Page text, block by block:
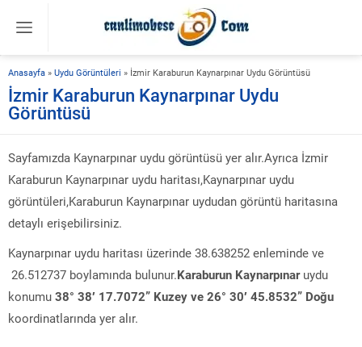
Anasayfa » Uydu Görüntüleri » İzmir Karaburun Kaynarpınar Uydu Görüntüsü
İzmir Karaburun Kaynarpınar Uydu
Görüntüsü
Sayfamızda Kaynarpınar uydu görüntüsü yer alır.Ayrıca İzmir
Karaburun Kaynarpınar uydu haritası,Kaynarpınar uydu
görüntüleri,Karaburun Kaynarpınar uydudan görüntü haritasına
detaylı erişebilirsiniz.
Kaynarpınar uydu haritası üzerinde 38.638252 enleminde ve
26.512737 boylamında bulunur.Karaburun Kaynarpınaruydu
konumu 38° 38′ 17.7072” Kuzey ve 26° 30′ 45.8532” Doğu
koordinatlarında yer alır.